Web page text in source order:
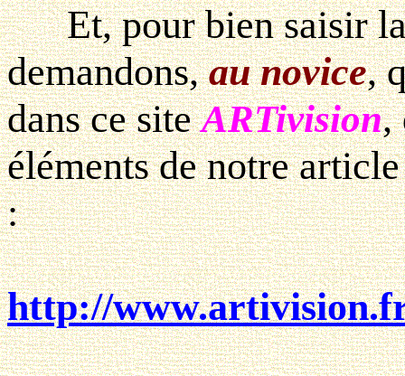
Et, pour bien saisir la
demandons,au novice,
dans ce siteARTivision,
éléments de notre
:
http://